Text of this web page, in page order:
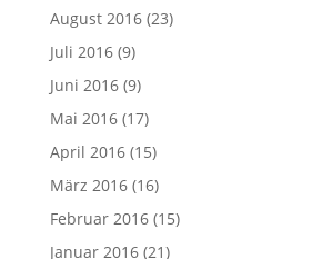
August 2016(23)
Juli 2016(9)
Juni 2016(9)
Mai 2016(17)
April 2016(15)
März 2016(16)
Februar 2016(15)
Januar 2016(21)